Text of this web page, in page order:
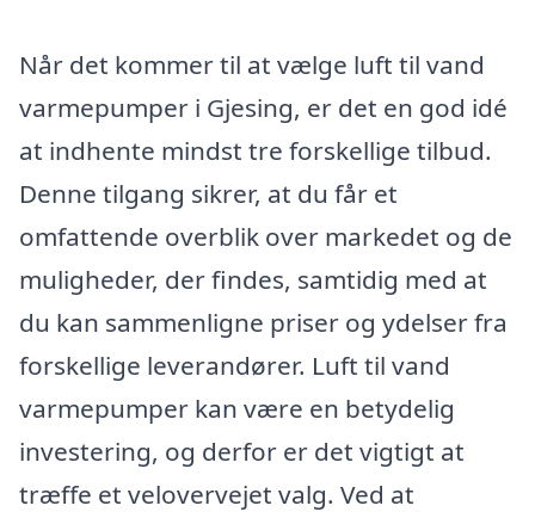
Når det kommer til at vælge luft til vand
varmepumper i Gjesing, er det en god idé
at indhente mindst tre forskellige tilbud.
Denne tilgang sikrer, at du får et
omfattende overblik over markedet og de
muligheder, der findes, samtidig med at
du kan sammenligne priser og ydelser fra
forskellige leverandører. Luft til vand
varmepumper kan være en betydelig
investering, og derfor er det vigtigt at
træffe et velovervejet valg. Ved at